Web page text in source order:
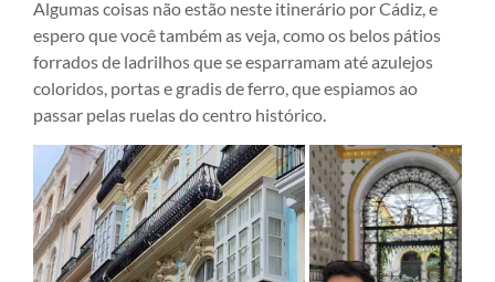
Algumas coisas não estão neste itinerário por Cádiz, e
espero que você também as veja, como os belos pátios
forrados de ladrilhos que se esparramam até azulejos
coloridos, portas e gradis de ferro, que espiamos ao
passar pelas ruelas do centro histórico.